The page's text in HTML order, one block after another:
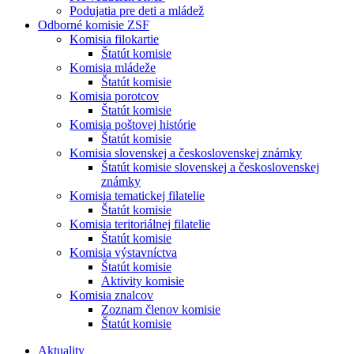
Podujatia pre deti a mládež
Odborné komisie ZSF
Komisia filokartie
Štatút komisie
Komisia mládeže
Štatút komisie
Komisia porotcov
Štatút komisie
Komisia poštovej histórie
Štatút komisie
Komisia slovenskej a československej známky
Štatút komisie slovenskej a československej
známky
Komisia tematickej filatelie
Štatút komisie
Komisia teritoriálnej filatelie
Štatút komisie
Komisia výstavníctva
Štatút komisie
Aktivity komisie
Komisia znalcov
Zoznam členov komisie
Štatút komisie
Aktuality